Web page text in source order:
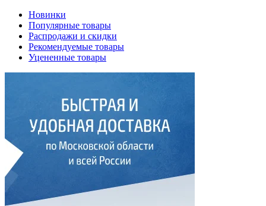
Новинки
Популярные товары
Распродажи и скидки
Рекомендуемые товары
Уцененные товары